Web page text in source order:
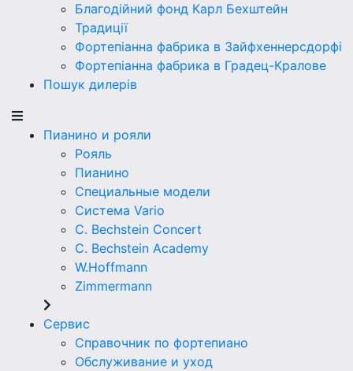
Благодійний фонд Карл Бехштейн
Традиції
Фортепіанна фабрика в Зайфхеннерсдорфi
Фортепіанна фабрика в Градец-Кралове
Пошук дилерів
Пианино и рояли
Рояль
Пианино
Специальные модели
Система Vario
C. Bechstein Concert
C. Bechstein Academy
W.Hoffmann
Zimmermann
Сервис
Справочник по фортепиано
Обслуживание и уход